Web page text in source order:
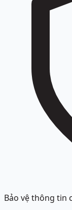
Bảo vệ thông tin